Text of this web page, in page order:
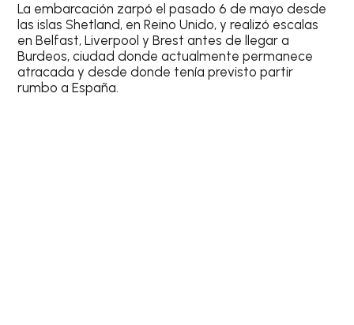
La embarcación zarpó el pasado 6 de mayo desde
las islas Shetland, en Reino Unido, y realizó escalas
en Belfast, Liverpool y Brest antes de llegar a
Burdeos, ciudad donde actualmente permanece
atracada y desde donde tenía previsto partir
rumbo a España.